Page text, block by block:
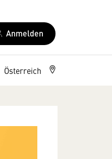
Anmelden
Österreich